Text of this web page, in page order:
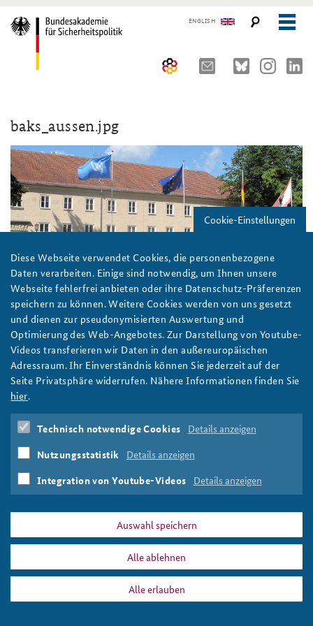
ENGLISH
Auftrag und Organisation
Historischer Ort
Kompetenzzentrum Strategische Vorausschau
Team
Sicherheitspolitische Nachwuchsarbeit
Beirat
Praktika an der BAKS
Anfahrt
Freundeskreis
10 Jahre AKJS
Seminare und Tagungen
Führungskräfteseminar für Sicherheitspolitik
Kernseminar für Sicherheitspolitik
Methodenseminar Strategische Vorausschau
Fachseminar Digitalisierung und Sicherheitspolitik
Fachseminar Desinformation und Sicherheitspolitik
Deutsches Forum Sicherheitspolitik
Arbeitskreis "Junge Sicherheitspolitiker"
Das Sicherheitspolitische Gespräch an der BAKS
Studierendenkonferenz Sicherheitspolitik gestalten
Publikationen und Presse
#angeBAKSt: Aktuelle Kommentare zur Sicherheitspolitik
Arbeitspapiere Sicherheitspolitik
Pressespiegel und Gastbeiträge von BAKS-Angehörigen
Ansprechpartner für Presse- und andere Medienanfragen
Newsletter-Archiv
STUDIENPLATTFORM
baks_aussen.jpg
Bundesakademie für Sicherheitspolitik in Berlin-Pankow
Bundesakademie für Sicherheitspolitik
PRESSE DATENSCHUTZ IMPRESSUM FAQ
Cookie-Einstellungen
Diese Webseite verwendet Cookies, die personenbezogene
Daten verarbeiten. Einige sind notwendig, um Ihnen unsere
Webseite fehlerfrei anbieten oder ihre Datenschutz-Präferenzen
speichern zu können. Weitere Cookies werden von uns gesetzt
und dienen zur pseudonymisierten Auswertung und
Optimierung des Web-Angebotes. Zur Darstellung von Youtube-
Videos transferieren wir Daten in den außereuropäischen
Adressraum. Ihr Einverständnis können Sie jederzeit auf der
Seite Privatsphäre widerrufen. Nähere Informationen finden Sie
hier.
Technisch notwendige Cookies Details anzeigen
Nutzungsstatistik Details anzeigen
Integration von Youtube-Videos Details anzeigen
Auswahl speichern
Alle ablehnen
Alle erlauben